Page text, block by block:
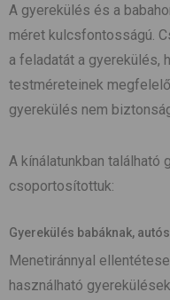
A gyerekülés és a
méret kulcsfontosságú.
a feladatát a gyerekülés,
testméreteinek
gyerekülés nem
A kínálatunkban
csoportosítottuk:
Gyerekülés babáknak,
Menetiránnyal
használható